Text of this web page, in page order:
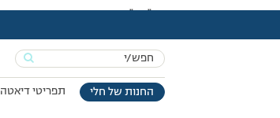
Search
for:החנות של חלי תפריטי דיאטה
עמוד הבית>דיונים>פורום>"גיור" חמין
מוצגות 5 תגובות – 1 עד 5 (מתוך 5 סה״כ)
18/09/2014 בשעה 20:48